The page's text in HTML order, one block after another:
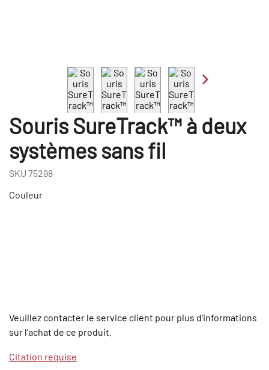
Souris SureTrack™ à deux
systèmes sans fil
SKU 75298
Couleur
Veuillez contacter le service client pour plus d'informations
sur l'achat de ce produit.
Citation requise